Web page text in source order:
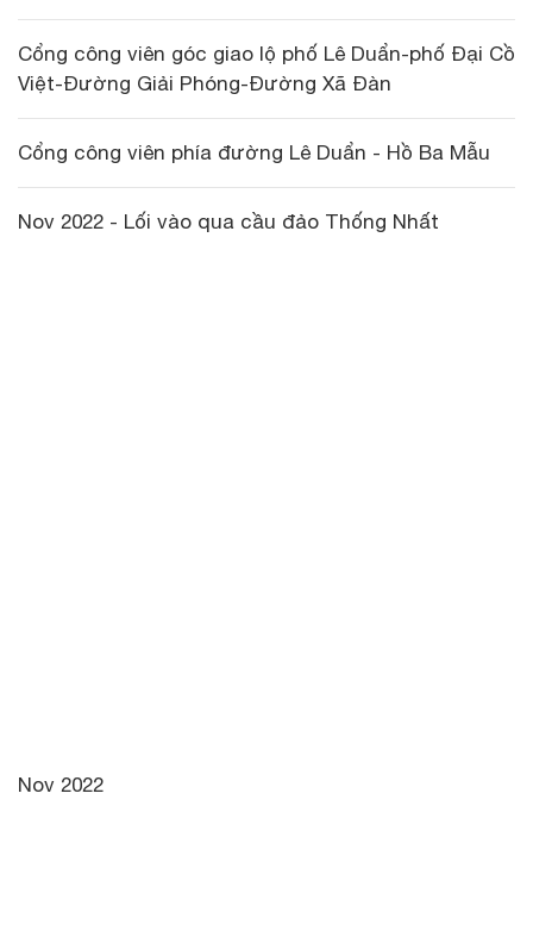
Cổng công viên góc giao lộ phố Lê Duẩn-phố Đại Cồ
Việt-Đường Giải Phóng-Đường Xã Đàn
Cổng công viên phía đường Lê Duẩn - Hồ Ba Mẫu
Nov 2022 - Lối vào qua cầu đảo Thống Nhất
Nov 2022